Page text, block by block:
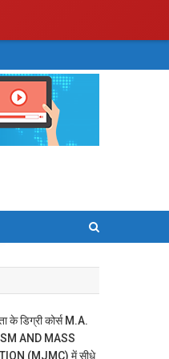
के डिग्री कोर्स M.A.
AND MASS
(MJMC) में सीधे